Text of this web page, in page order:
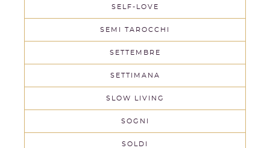
SELF-LOVE
SEMI TAROCCHI
SETTEMBRE
SETTIMANA
SLOW LIVING
SOGNI
SOLDI